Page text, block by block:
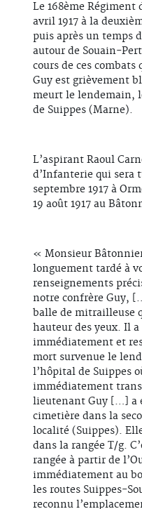
Le 168ème
avril 1917 à la
puis après un temps
autour de Souain-
cours de ces combats
Guy est grièvement
meurt le lendemain,
de Suippes (Marne).
L’aspirant Raoul
d’Infanterie qui sera
septembre 1917 à
19 août 1917 au
« Monsieur
longuement tardé à
renseignements
notre confrère Guy,
balle de mitrailleuse
hauteur des yeux. Il
immédiatement et
mort survenue le
l’hôpital de Suippes
immédiatement
lieutenant Guy […] a
cimetière dans la
localité (Suippes).
dans la rangée T/g.
rangée à partir de
immédiatement au
les routes Suippes-
reconnu